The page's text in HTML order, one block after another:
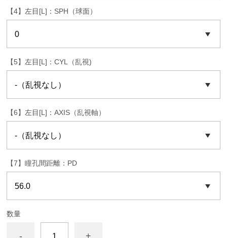
【4】左目[L]：SPH（球面）
【5】左目[L]：CYL（乱視)
【6】左目[L]：AXIS（乱視軸）
【7】瞳孔間距離：PD
数量
- +